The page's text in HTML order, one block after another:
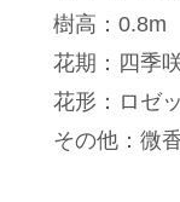
樹高：0.8m
花期：四季
花形：ロゼ
その他：微